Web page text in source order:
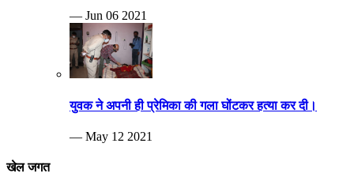
— Jun 06 2021
युवक ने अपनी ही प्रेमिका की गला घोंटकर हत्या कर दी।
— May 12 2021
खेल जगत